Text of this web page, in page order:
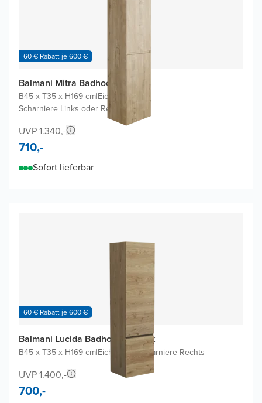
60 € Rabatt je 600 €
Balmani Mitra Badhochschrank
B45 x T35 x H169 cm|Eiche rauh
Scharniere Links oder Rechts
UVP 1.340,-
710,-
Sofort lieferbar
60 € Rabatt je 600 €
Balmani Lucida Badhochschrank
B45 x T35 x H169 cm|Eiche rauh|Scharniere Rechts
UVP 1.400,-
700,-